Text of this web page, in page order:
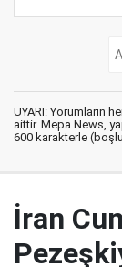
UYARI: Yorumların
aittir. Mepa News,
600 karakterle
İran